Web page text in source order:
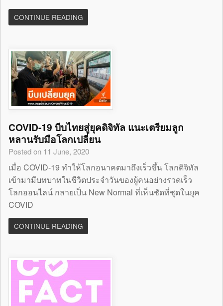
CONTINUE READING
COVID-19 บีบไทยสู่ยุคดิจิทัล แนะเตรียมลูก
หลานรับมือโลกเปลี่ยน
Posted on 11 June, 2020
เมื่อ COVID-19 ทำให้โลกอนาคตมาถึงเร็วขึ้น โลกดิจิทัล
เข้ามามีบทบาทในชีวิตประจำวันของผู้คนอย่างรวดเร็ว
โลกออนไลน์ กลายเป็น New Normal ที่เห็นชัดที่ชุดในยุค
COVID
CONTINUE READING